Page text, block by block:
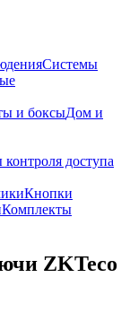
Системы
и боксыДом и
доступа
Кнопки
Комплекты
ZKTeco